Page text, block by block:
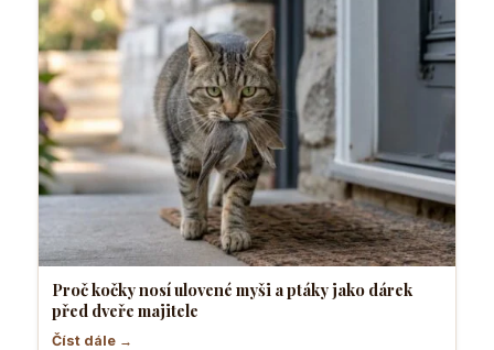
Proč kočky nosí ulovené myši a ptáky jako dárek
před dveře majitele
Číst dále →